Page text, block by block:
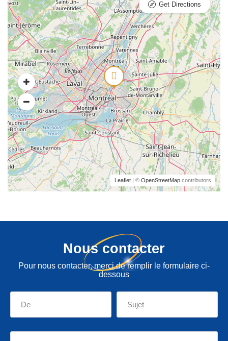
Leaflet | © OpenStreetMap contributors
Get Directions
Nous contacter
Pour nous contacter, merci de remplir le formulaire ci-
dessous